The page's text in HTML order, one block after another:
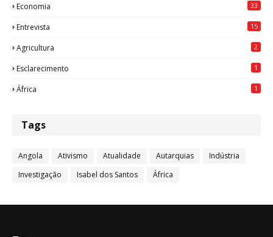
Economia 33
Entrevista 15
Agricultura 2
Esclarecimento 1
África 1
Tags
Angola Ativismo Atualidade Autarquias
Indústria
Investigação
Isabel dos Santos África